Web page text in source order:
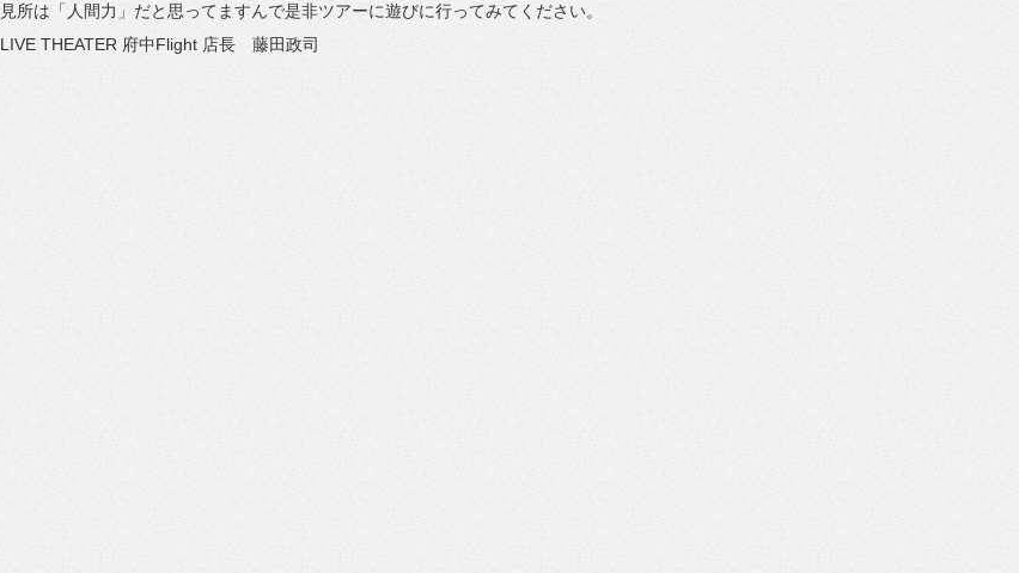
見所は「人間力」だと思ってますんで是非ツアーに遊びに行ってみてください。
LIVE THEATER 府中Flight 店長 藤田政司